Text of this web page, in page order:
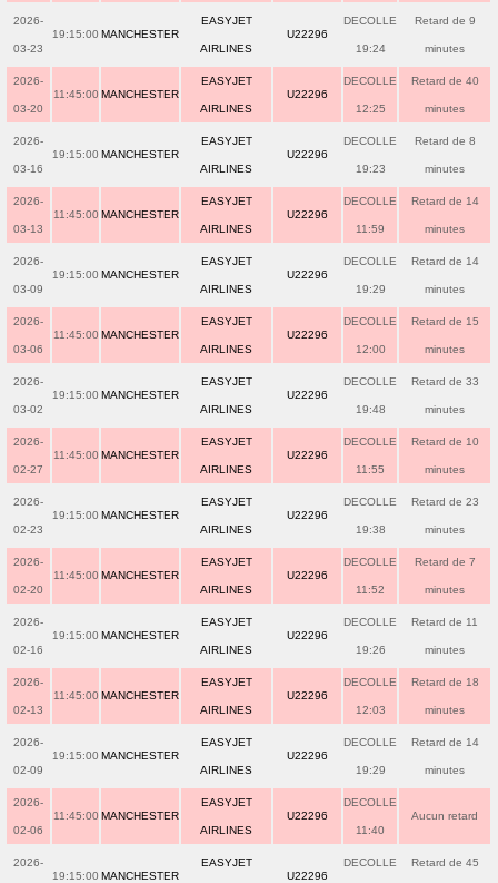
2026-
03-23
19:15:00 MANCHESTER
EASYJET
AIRLINES
U22296
DECOLLE
19:24
Retard de 9
minutes
2026-
03-20
11:45:00 MANCHESTER
EASYJET
AIRLINES
U22296
DECOLLE
12:25
Retard de 40
minutes
2026-
03-16
19:15:00 MANCHESTER
EASYJET
AIRLINES
U22296
DECOLLE
19:23
Retard de 8
minutes
2026-
03-13
11:45:00 MANCHESTER
EASYJET
AIRLINES
U22296
DECOLLE
11:59
Retard de 14
minutes
2026-
03-09
19:15:00 MANCHESTER
EASYJET
AIRLINES
U22296
DECOLLE
19:29
Retard de 14
minutes
2026-
03-06
11:45:00 MANCHESTER
EASYJET
AIRLINES
U22296
DECOLLE
12:00
Retard de 15
minutes
2026-
03-02
19:15:00 MANCHESTER
EASYJET
AIRLINES
U22296
DECOLLE
19:48
Retard de 33
minutes
2026-
02-27
11:45:00 MANCHESTER
EASYJET
AIRLINES
U22296
DECOLLE
11:55
Retard de 10
minutes
2026-
02-23
19:15:00 MANCHESTER
EASYJET
AIRLINES
U22296
DECOLLE
19:38
Retard de 23
minutes
2026-
02-20
11:45:00 MANCHESTER
EASYJET
AIRLINES
U22296
DECOLLE
11:52
Retard de 7
minutes
2026-
02-16
19:15:00 MANCHESTER
EASYJET
AIRLINES
U22296
DECOLLE
19:26
Retard de 11
minutes
2026-
02-13
11:45:00 MANCHESTER
EASYJET
AIRLINES
U22296
DECOLLE
12:03
Retard de 18
minutes
2026-
02-09
19:15:00 MANCHESTER
EASYJET
AIRLINES
U22296
DECOLLE
19:29
Retard de 14
minutes
2026-
02-06
11:45:00 MANCHESTER
EASYJET
AIRLINES
U22296
DECOLLE
11:40
Aucun retard
2026-
19:15:00 MANCHESTER
EASYJET
U22296
DECOLLE Retard de 45